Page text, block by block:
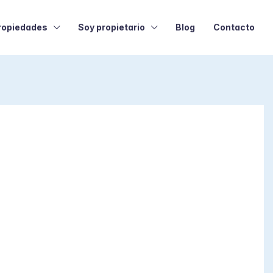
Soy propietario Blog Contacto